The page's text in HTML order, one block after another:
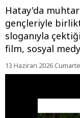
Hatay'da muhtar
gençleriyle
sloganıyla
film, sosyal
13 Haziran 2026